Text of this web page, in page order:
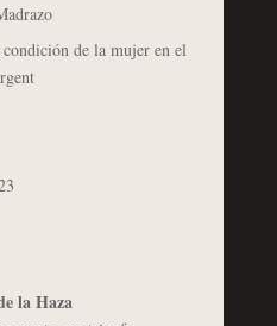
de la mujer en el
la Haza